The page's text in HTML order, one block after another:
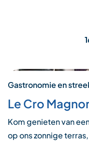
Gastronomie en
Le Cro
Kom genieten van
op ons zonnige